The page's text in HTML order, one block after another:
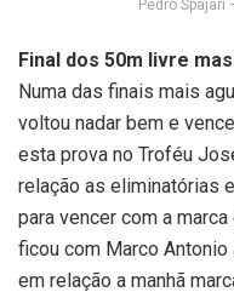
Pedro Spajari
Final dos 50m livre
Numa das finais mais
voltou nadar bem e
esta prova no Troféu
relação as eliminatórias
para vencer com a
ficou com Marco
em relação a manhã